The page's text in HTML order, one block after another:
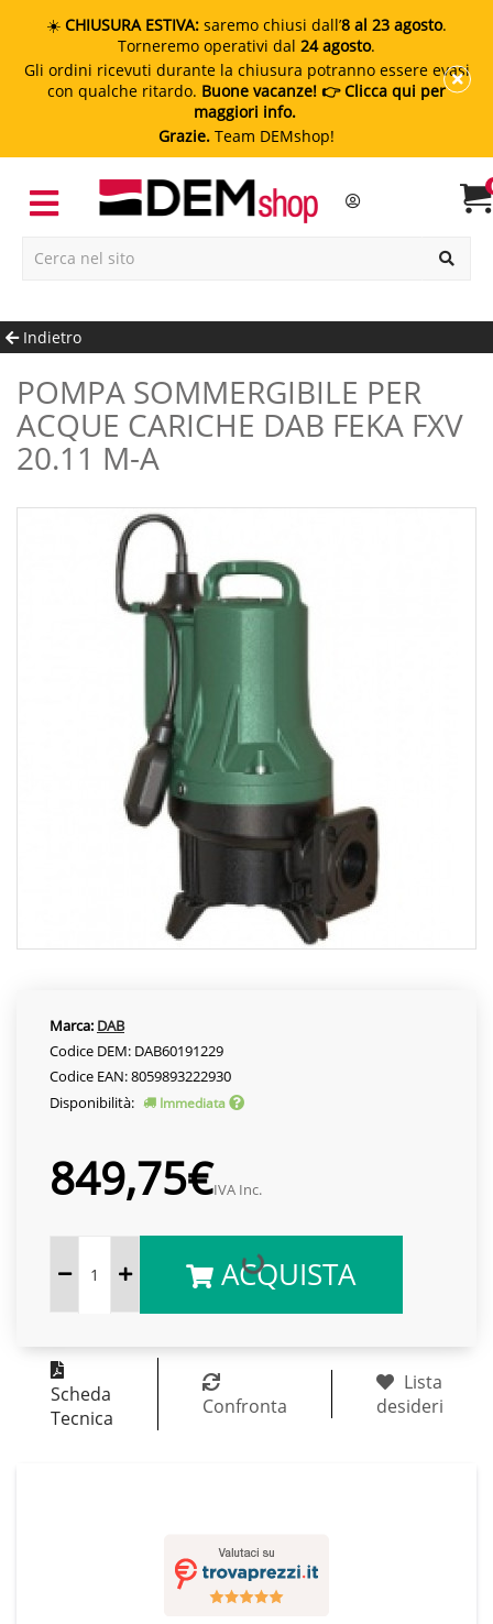
☀️ CHIUSURA ESTIVA: saremo chiusi dall’8 al 23 agosto.
Torneremo operativi dal 24 agosto.
Gli ordini ricevuti durante la chiusura potranno essere evasi
con qualche ritardo. Buone vacanze! 👉 Clicca qui per
maggiori info.
Grazie. Team DEMshop!
Indietro
POMPA SOMMERGIBILE PER
ACQUE CARICHE DAB FEKA FXV
20.11 M-A
Marca: DAB
Codice DEM: DAB60191229
Codice EAN: 8059893222930
Disponibilità:
Immediata
849,75€IVA Inc.
ACQUISTA
Scheda
Tecnica
Confronta
Lista
desideri